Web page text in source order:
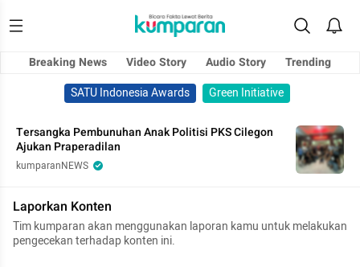
Breaking News Video Story Audio Story
Trending
SATU Indonesia Awards
Green Initiative
Tersangka Pembunuhan Anak Politisi PKS Cilegon
Ajukan Praperadilan
kumparanNEWS
Laporkan Konten
Tim kumparan akan menggunakan laporan kamu untuk melakukan
pengecekan terhadap konten ini.